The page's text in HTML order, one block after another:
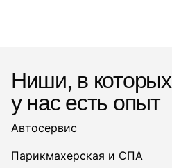
Ниши, в которых
у нас есть опыт
Автосервис
Парикмахерская и СПА